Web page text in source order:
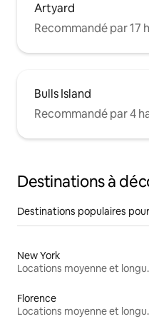
Artyard
Recommandé par 17
Bulls Island
Recommandé par 4
Destinations à
Destinations populaires
New York
Florence